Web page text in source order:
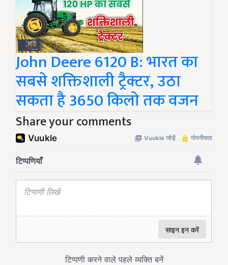
John Deere 6120 B: भारत का
सबसे शक्तिशाली ट्रैक्टर, उठा
सकता है 3650 किलो तक वजन
Share your comments